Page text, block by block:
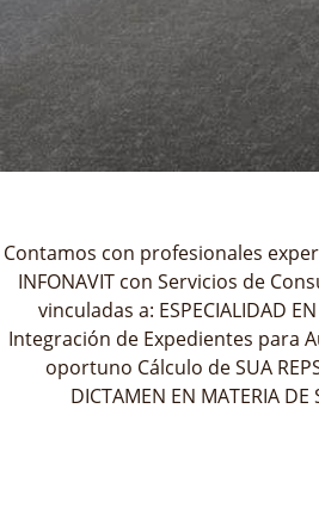
Contamos con profesionales
INFONAVIT con Servicios de
vinculadas a: ESPECIALIDAD
Integración de Expedientes para
oportuno Cálculo de SUA
DICTAMEN EN MATERIA